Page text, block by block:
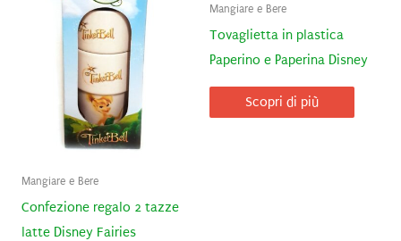
Mangiare e Bere
Confezione regalo 2 tazze
latte Disney Fairies
Mangiare e Bere
Tovaglietta in plastica
Paperino e Paperina Disney
Scopri di più